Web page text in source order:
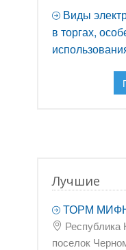
Виды
в торгах,
Лучшие
ТОРМ
Республика
поселок